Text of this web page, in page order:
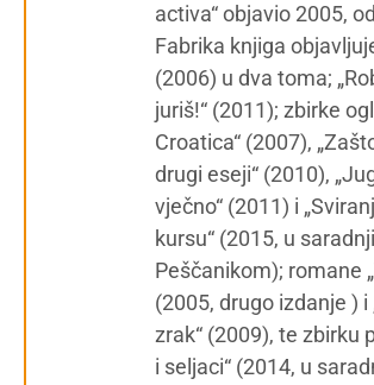
activa“ objavio 2005,
Fabrika knjiga
(2006) u dva toma;
juriš!“ (2011); zbirke
Croatica“ (2007),
drugi eseji“ (2010),
vječno“ (2011) i
kursu“ (2015, u
Peščanikom); romane
(2005, drugo izdanje ) i
zrak“ (2009), te zbirku
i seljaci“ (2014, u